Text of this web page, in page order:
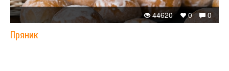
0
0
44620
Пряник